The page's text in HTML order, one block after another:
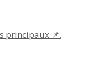
principaux 📌,